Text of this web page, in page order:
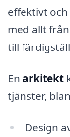
effektivt
med allt
till
En arkitekt
tjänster,
Design